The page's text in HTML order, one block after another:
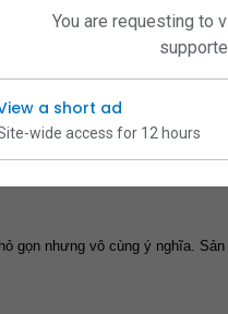
lựa chọn quà tặng đối tác nữ
ngày.
tinh dầu từ
là món quà
gọn nhưng vô cùng ý nghĩa.
You are requesting to
a short ad
wide access for 12 hours